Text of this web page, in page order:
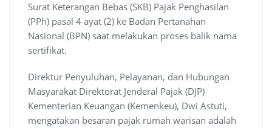
Surat Keterangan Bebas (SKB) Pajak Penghasilan
(PPh) pasal 4 ayat (2) ke Badan Pertanahan
Nasional (BPN) saat melakukan proses balik nama
sertifikat.
Direktur Penyuluhan, Pelayanan, dan Hubungan
Masyarakat Direktorat Jenderal Pajak (DJP)
Kementerian Keuangan (Kemenkeu), Dwi Astuti,
mengatakan besaran pajak rumah warisan adalah